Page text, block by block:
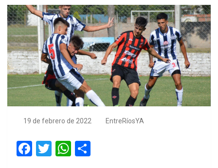
19 de febrero de 2022 EntreRíosYA
F
T
W